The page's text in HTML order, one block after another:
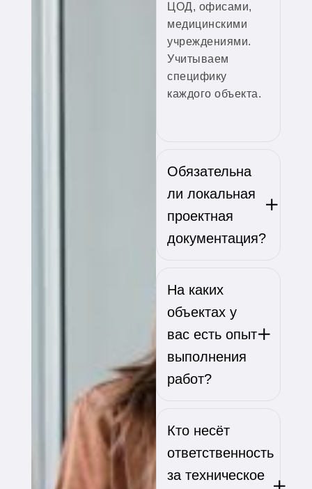
ЦОД, офисами,
медицинскими
учреждениями.
Учитываем
специфику
каждого объекта.
Обязательна
ли локальная
проектная
документация?
На каких
объектах у
вас есть опыт
выполнения
работ?
Кто несёт
ответственность
за техническое